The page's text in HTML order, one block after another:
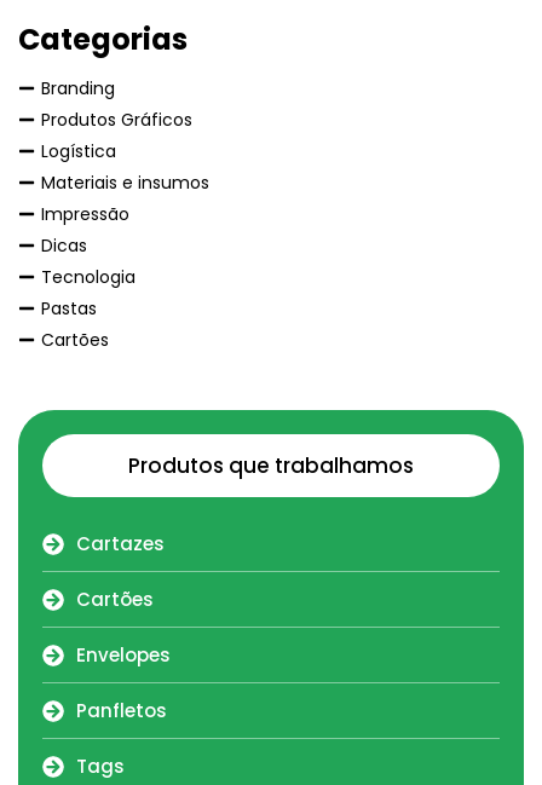
Categorias
Branding
Produtos Gráficos
Logística
Materiais e insumos
Impressão
Dicas
Tecnologia
Pastas
Cartões
Produtos que trabalhamos
Cartazes
Cartões
Envelopes
Panfletos
Tags